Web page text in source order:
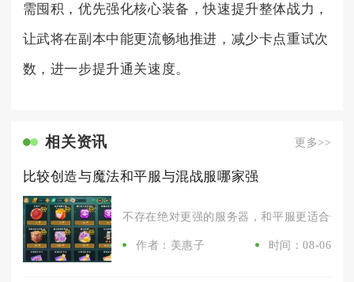
需囤积，优先强化核心装备，快速提升整体战力，
让武将在副本中能更流畅地推进，减少卡点重试次
数，进一步提升通关速度。
相关资讯 更多>>
比较创造与魔法和平服与混战服哪家强
不存在绝对更强的服务器，和平服更适合休
作者：美惠子 时间：08-06